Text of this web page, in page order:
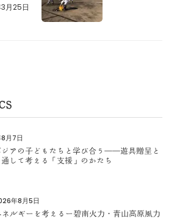
月25日
月7日
ジアの子どもたちと学び合う――遊具贈呈と
して考える「支援」のかたち
年8月5日
ネルギーを考えるー碧南火力・青山高原風力